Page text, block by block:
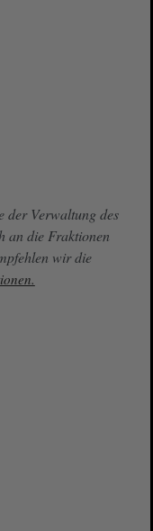
der Verwaltung des
an die Fraktionen
wir die